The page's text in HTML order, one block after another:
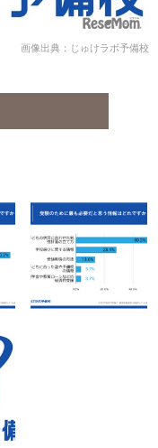
画像出典：じゅけラボ予備校